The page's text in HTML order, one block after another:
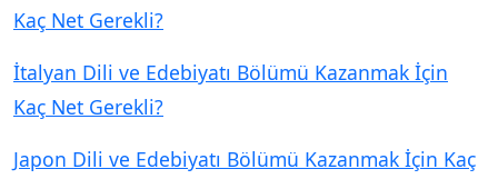
Kaç Net Gerekli?
İtalyan Dili ve Edebiyatı Bölümü Kazanmak İçin
Kaç Net Gerekli?
Japon Dili ve Edebiyatı Bölümü Kazanmak İçin Kaç